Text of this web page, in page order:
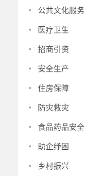
· 公共文化服务
· 医疗卫生
· 招商引资
· 安全生产
· 住房保障
· 防灾救灾
· 食品药品安全
· 助企纾困
· 乡村振兴